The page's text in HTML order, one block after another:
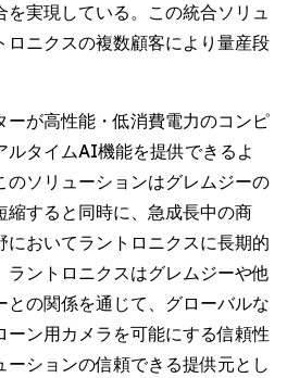
を実現している。この統合ソリュ
ロニクスの複数顧客により量産段
ーが高性能・低消費電力のコンピ
ルタイムAI機能を提供できるよ
のソリューションはグレムジーの
縮すると同時に、急成長中の商
においてラントロニクスに長期的
ラントロニクスはグレムジーや他
との関係を通じて、グローバルな
ーン用カメラを可能にする信頼性
ーションの信頼できる提供元とし